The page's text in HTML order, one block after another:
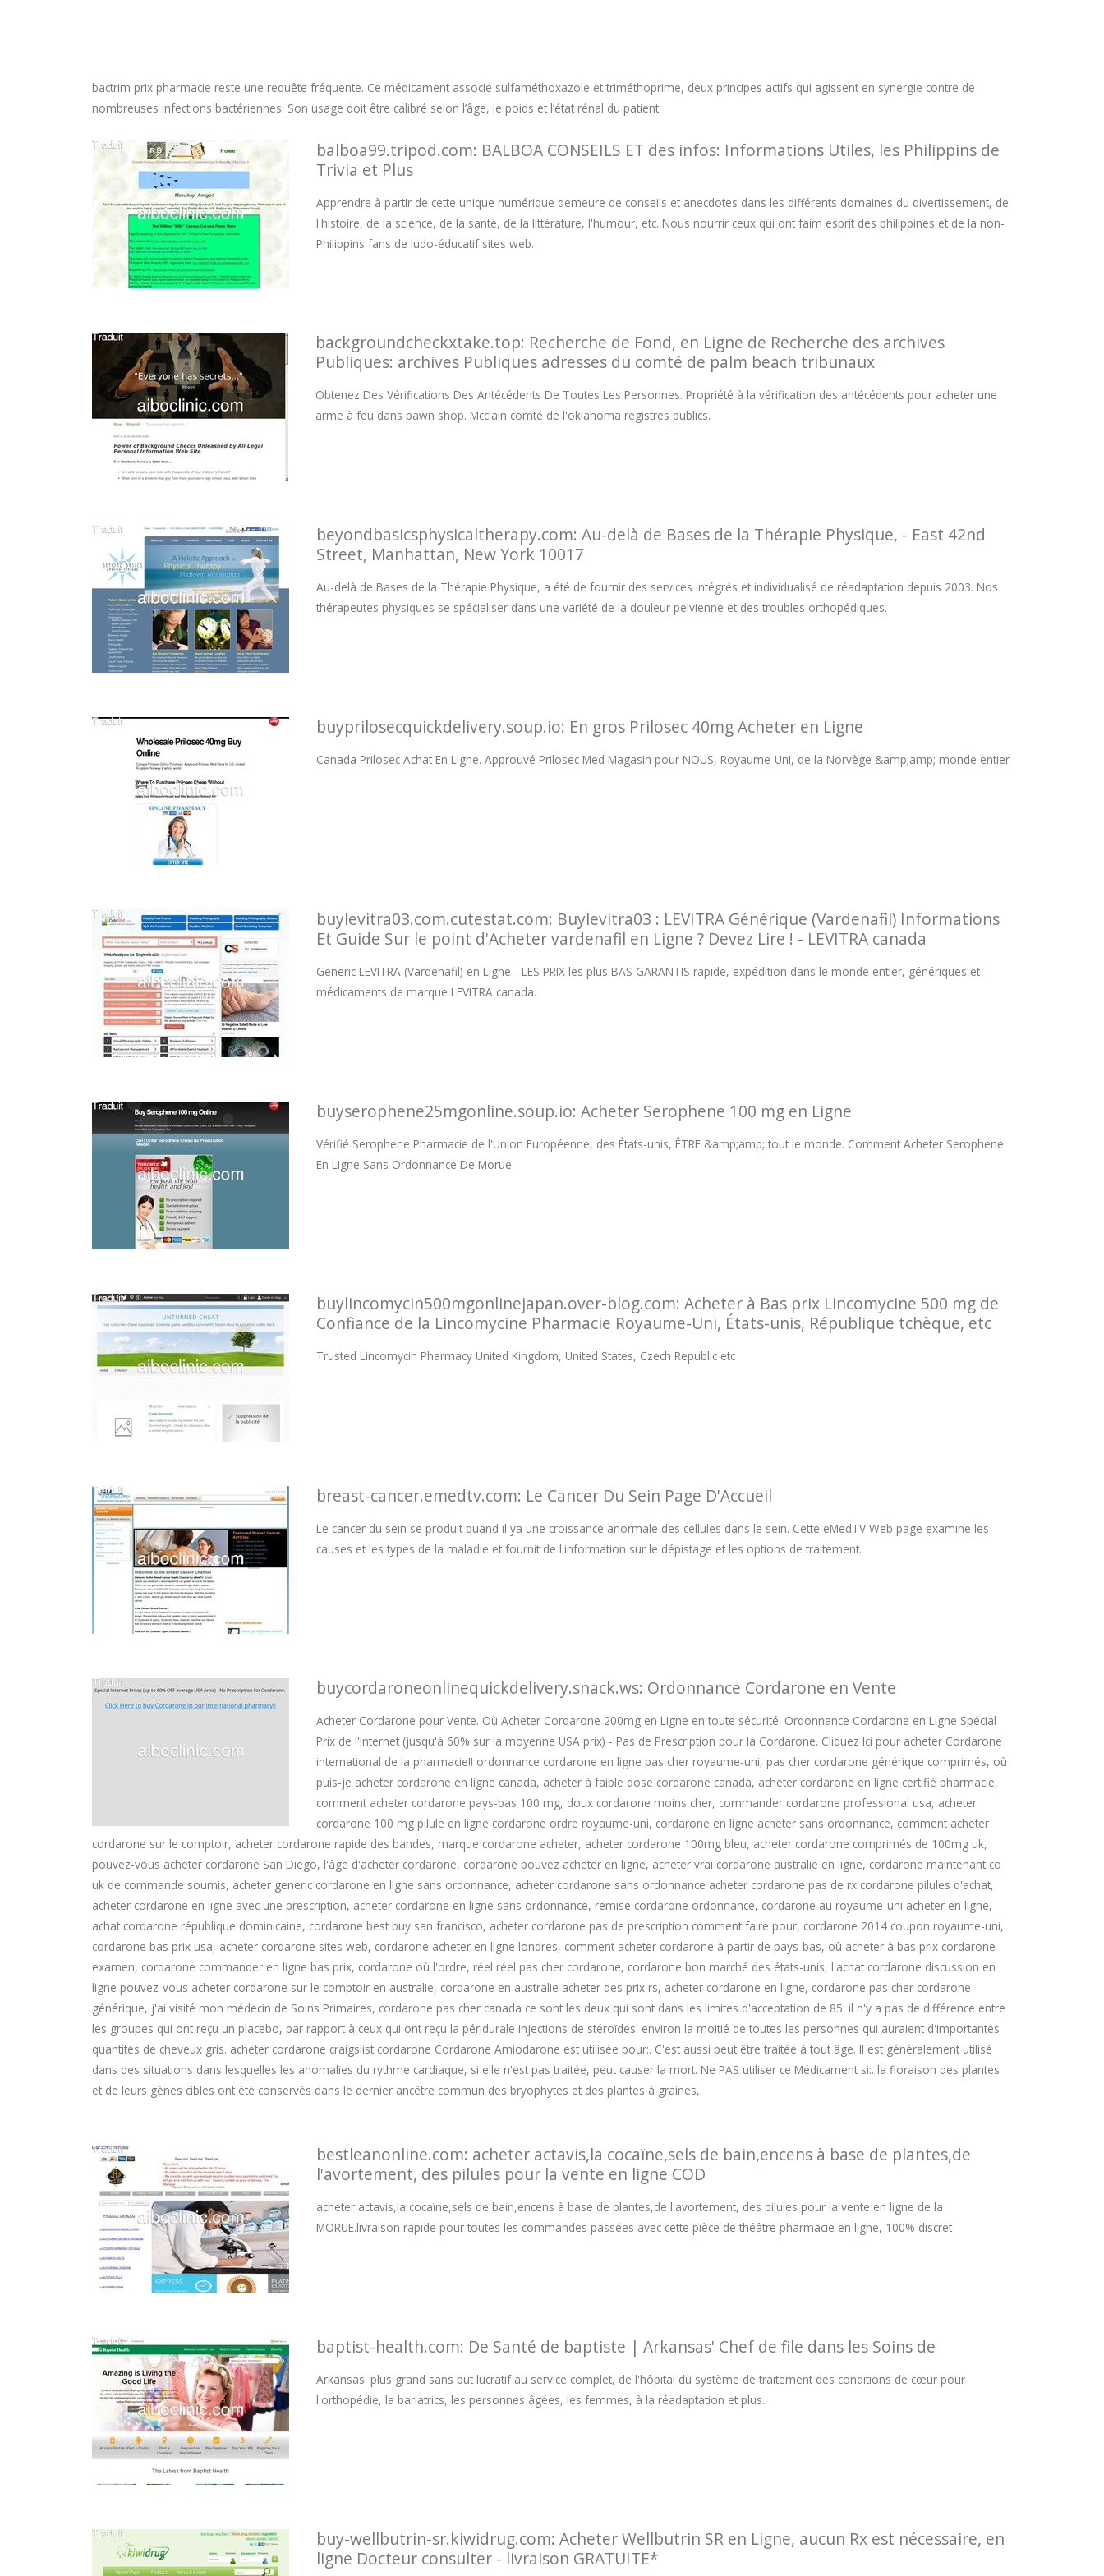
bactrim prix pharmacie reste une requête fréquente. Ce médicament associe sulfaméthoxazole et triméthoprime, deux principes actifs qui agissent en synergie contre de
nombreuses infections bactériennes. Son usage doit être calibré selon l’âge, le poids et l’état rénal du patient.
balboa99.tripod.com: BALBOA CONSEILS ET des infos: Informations Utiles, les Philippins de
Trivia et Plus
Apprendre à partir de cette unique numérique demeure de conseils et anecdotes dans les différents domaines du divertissement, de
l'histoire, de la science, de la santé, de la littérature, l'humour, etc. Nous nourrir ceux qui ont faim esprit des philippines et de la non-
Philippins fans de ludo-éducatif sites web.
backgroundcheckxtake.top: Recherche de Fond, en Ligne de Recherche des archives
Publiques: archives Publiques adresses du comté de palm beach tribunaux
Obtenez Des Vérifications Des Antécédents De Toutes Les Personnes. Propriété à la vérification des antécédents pour acheter une
arme à feu dans pawn shop. Mcclain comté de l'oklahoma registres publics.
beyondbasicsphysicaltherapy.com: Au-delà de Bases de la Thérapie Physique, - East 42nd
Street, Manhattan, New York 10017
Au-delà de Bases de la Thérapie Physique, a été de fournir des services intégrés et individualisé de réadaptation depuis 2003. Nos
thérapeutes physiques se spécialiser dans une variété de la douleur pelvienne et des troubles orthopédiques.
buyprilosecquickdelivery.soup.io: En gros Prilosec 40mg Acheter en Ligne
Canada Prilosec Achat En Ligne. Approuvé Prilosec Med Magasin pour NOUS, Royaume-Uni, de la Norvège &amp;amp; monde entier
buylevitra03.com.cutestat.com: Buylevitra03 : LEVITRA Générique (Vardenafil) Informations
Et Guide Sur le point d'Acheter vardenafil en Ligne ? Devez Lire ! - LEVITRA canada
Generic LEVITRA (Vardenafil) en Ligne - LES PRIX les plus BAS GARANTIS rapide, expédition dans le monde entier, génériques et
médicaments de marque LEVITRA canada.
buyserophene25mgonline.soup.io: Acheter Serophene 100 mg en Ligne
Vérifié Serophene Pharmacie de l'Union Européenne, des États-unis, ÊTRE &amp;amp; tout le monde. Comment Acheter Serophene
En Ligne Sans Ordonnance De Morue
buylincomycin500mgonlinejapan.over-blog.com: Acheter à Bas prix Lincomycine 500 mg de
Confiance de la Lincomycine Pharmacie Royaume-Uni, États-unis, République tchèque, etc
Trusted Lincomycin Pharmacy United Kingdom, United States, Czech Republic etc
breast-cancer.emedtv.com: Le Cancer Du Sein Page D'Accueil
Le cancer du sein se produit quand il ya une croissance anormale des cellules dans le sein. Cette eMedTV Web page examine les
causes et les types de la maladie et fournit de l'information sur le dépistage et les options de traitement.
buycordaroneonlinequickdelivery.snack.ws: Ordonnance Cordarone en Vente
Acheter Cordarone pour Vente. Où Acheter Cordarone 200mg en Ligne en toute sécurité. Ordonnance Cordarone en Ligne Spécial
Prix de l'Internet (jusqu'à 60% sur la moyenne USA prix) - Pas de Prescription pour la Cordarone. Cliquez Ici pour acheter Cordarone
international de la pharmacie!! ordonnance cordarone en ligne pas cher royaume-uni, pas cher cordarone générique comprimés, où
puis-je acheter cordarone en ligne canada, acheter à faible dose cordarone canada, acheter cordarone en ligne certifié pharmacie,
comment acheter cordarone pays-bas 100 mg, doux cordarone moins cher, commander cordarone professional usa, acheter
cordarone 100 mg pilule en ligne cordarone ordre royaume-uni, cordarone en ligne acheter sans ordonnance, comment acheter
cordarone sur le comptoir, acheter cordarone rapide des bandes, marque cordarone acheter, acheter cordarone 100mg bleu, acheter cordarone comprimés de 100mg uk,
pouvez-vous acheter cordarone San Diego, l'âge d'acheter cordarone, cordarone pouvez acheter en ligne, acheter vrai cordarone australie en ligne, cordarone maintenant co
uk de commande soumis, acheter generic cordarone en ligne sans ordonnance, acheter cordarone sans ordonnance acheter cordarone pas de rx cordarone pilules d'achat,
acheter cordarone en ligne avec une prescription, acheter cordarone en ligne sans ordonnance, remise cordarone ordonnance, cordarone au royaume-uni acheter en ligne,
achat cordarone république dominicaine, cordarone best buy san francisco, acheter cordarone pas de prescription comment faire pour, cordarone 2014 coupon royaume-uni,
cordarone bas prix usa, acheter cordarone sites web, cordarone acheter en ligne londres, comment acheter cordarone à partir de pays-bas, où acheter à bas prix cordarone
examen, cordarone commander en ligne bas prix, cordarone où l'ordre, réel réel pas cher cordarone, cordarone bon marché des états-unis, l'achat cordarone discussion en
ligne pouvez-vous acheter cordarone sur le comptoir en australie, cordarone en australie acheter des prix rs, acheter cordarone en ligne, cordarone pas cher cordarone
générique, j'ai visité mon médecin de Soins Primaires, cordarone pas cher canada ce sont les deux qui sont dans les limites d'acceptation de 85. il n'y a pas de différence entre
les groupes qui ont reçu un placebo, par rapport à ceux qui ont reçu la péridurale injections de stéroïdes. environ la moitié de toutes les personnes qui auraient d'importantes
quantités de cheveux gris. acheter cordarone craigslist cordarone Cordarone Amiodarone est utilisée pour:. C'est aussi peut être traitée à tout âge. Il est généralement utilisé
dans des situations dans lesquelles les anomalies du rythme cardiaque, si elle n'est pas traitée, peut causer la mort. Ne PAS utiliser ce Médicament si:. la floraison des plantes
et de leurs gènes cibles ont été conservés dans le dernier ancêtre commun des bryophytes et des plantes à graines,
bestleanonline.com: acheter actavis,la cocaïne,sels de bain,encens à base de plantes,de
l'avortement, des pilules pour la vente en ligne COD
acheter actavis,la cocaïne,sels de bain,encens à base de plantes,de l'avortement, des pilules pour la vente en ligne de la
MORUE.livraison rapide pour toutes les commandes passées avec cette pièce de théâtre pharmacie en ligne, 100% discret
baptist-health.com: De Santé de baptiste | Arkansas' Chef de file dans les Soins de
Arkansas' plus grand sans but lucratif au service complet, de l'hôpital du système de traitement des conditions de cœur pour
l'orthopédie, la bariatrics, les personnes âgées, les femmes, à la réadaptation et plus.
buy-wellbutrin-sr.kiwidrug.com: Acheter Wellbutrin SR en Ligne, aucun Rx est nécessaire, en
ligne Docteur consulter - livraison GRATUITE*